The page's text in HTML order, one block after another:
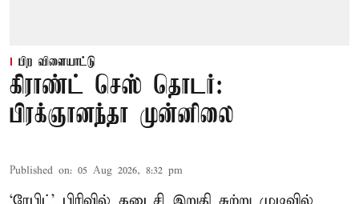
பிற விளையாட்டு
கிராண்ட் செஸ் தொடர்:
பிரக்ஞானந்தா முன்னிலை
Published on: 05 Aug 2026, 8:32 pm
‘ரேபிட்’ பிரிவில் கடைசி இறுதி சுற்று முடிவில்